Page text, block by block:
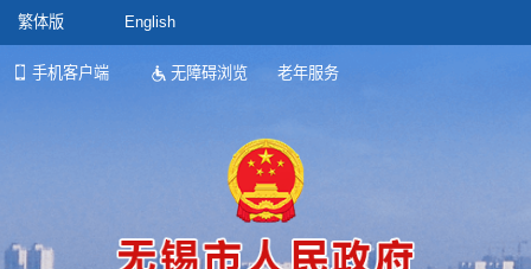
繁体版 English
手机客户端 无障碍浏览 老年服务